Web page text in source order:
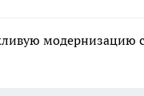
модернизацию